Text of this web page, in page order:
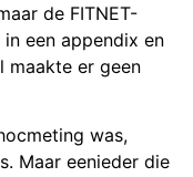
de FITNET-
een appendix en
maakte er geen
was,
Maar eenieder die